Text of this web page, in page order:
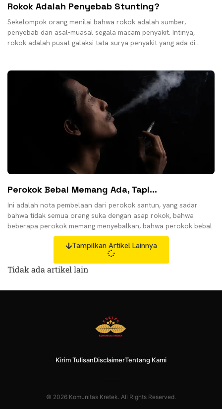
Rokok Adalah Penyebab Stunting?
Sekelompok orang menilai bahwa rokok adalah sumber,
penyebab dan asal-muasal segala macam penyakit. Intinya,
rokok adalah pusat galaksi tata surya penyakit yang ada di
Perokok Bebal Memang Ada, Tapi…
Ini adalah nota pembelaan dari perokok santun, yang sadar
bahwa tidak semua orang suka dengan asap rokok, bahwa
beberapa perokok memang menyebalkan, bahwa perokok bebal
Tampilkan Artikel Lainnya
Tidak ada artikel lain
Kirim TulisanDisclaimerTentang Kami
© 2026 Komunitas Kretek. All Rights Reserved.